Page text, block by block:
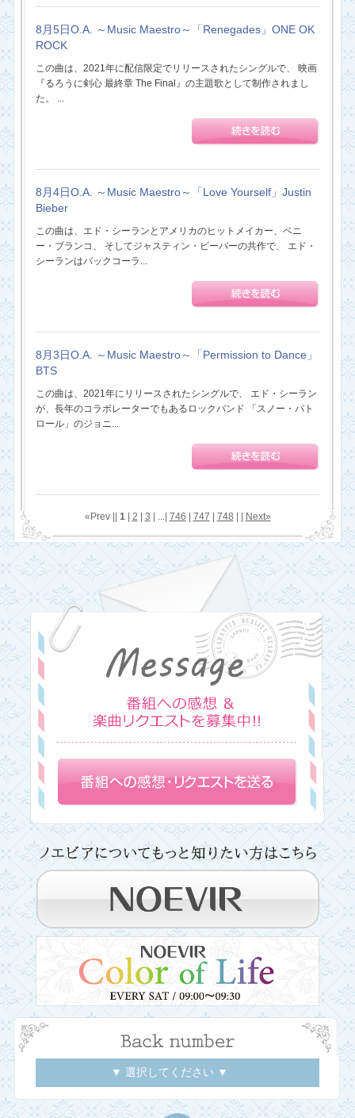
8月5日O.A. ～Music Maestro～「Renegades」ONE OK
ROCK
この曲は、2021年に配信限定でリリースされたシングルで、 映画
『るろうに剣心 最終章 The Final』の主題歌として制作されまし
た。 ...
8月4日O.A. ～Music Maestro～「Love Yourself」Justin
Bieber
この曲は、エド・シーランとアメリカのヒットメイカー、ベニ
ー・ブランコ、 そしてジャスティン・ビーバーの共作で、 エド・
シーランはバックコーラ...
8月3日O.A. ～Music Maestro～「Permission to Dance」
BTS
この曲は、2021年にリリースされたシングルで、 エド・シーラン
が、長年のコラボレーターでもあるロックバンド 「スノー・パト
ロール」のジョニ...
«Prev || 1| 2 3 | ...| 746 747 748 Next»